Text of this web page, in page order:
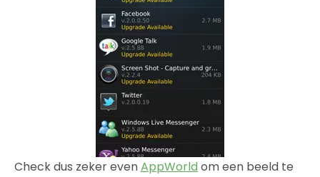
Check dus zeker evenAppWorld om een beeld te